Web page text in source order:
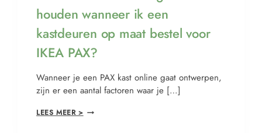
houden wanneer ik een
kastdeuren op maat bestel voor
IKEA PAX?
Wanneer je een PAX kast online gaat ontwerpen,
zijn er een aantal factoren waar je […]
LEES MEER >